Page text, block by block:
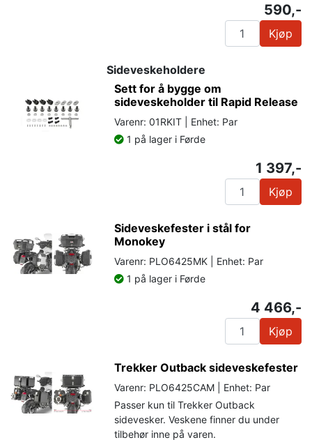
590,-
Kjøp
Sideveskeholdere
Sett for å bygge om
sideveskeholder til Rapid Release
Varenr: 01RKIT | Enhet: Par
1 på lager i Førde
1 397,-
Kjøp
Sideveskefester i stål for
Monokey
Varenr: PLO6425MK | Enhet: Par
1 på lager i Førde
4 466,-
Kjøp
Trekker Outback sideveskefester
Varenr: PLO6425CAM | Enhet: Par
Passer kun til Trekker Outback
sidevesker. Veskene finner du under
tilbehør inne på varen.